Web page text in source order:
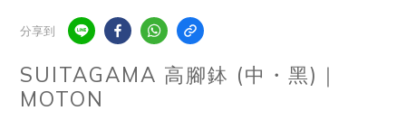
分享到
SUITAGAMA 高腳鉢 (中・黑)｜
MOTON